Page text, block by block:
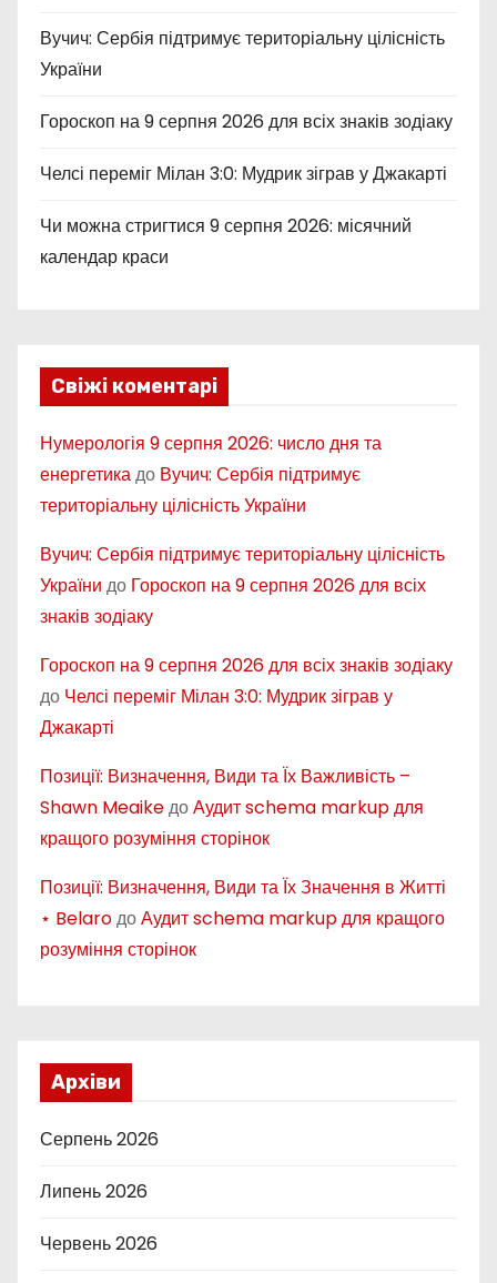
Вучич: Сербія підтримує територіальну цілісність
України
Гороскоп на 9 серпня 2026 для всіх знаків зодіаку
Челсі переміг Мілан 3:0: Мудрик зіграв у Джакарті
Чи можна стригтися 9 серпня 2026: місячний
календар краси
Свіжі коментарі
Нумерологія 9 серпня 2026: число дня та
енергетикадо Вучич: Сербія підтримує
територіальну цілісність України
Вучич: Сербія підтримує територіальну цілісність
України до Гороскоп на 9 серпня 2026 для всіх
знаків зодіаку
Гороскоп на 9 серпня 2026 для всіх знаків зодіаку
до Челсі переміг Мілан 3:0: Мудрик зіграв у
Джакарті
Позиції: Визначення, Види та Їх Важливість –
Shawn MeaikeдоАудит schema markup для
кращого розуміння сторінок
Позиції: Визначення, Види та Їх Значення в Житті
⋆ BelaroдоАудит schema markup для кращого
розуміння сторінок
Архіви
Серпень 2026
Липень 2026
Червень 2026